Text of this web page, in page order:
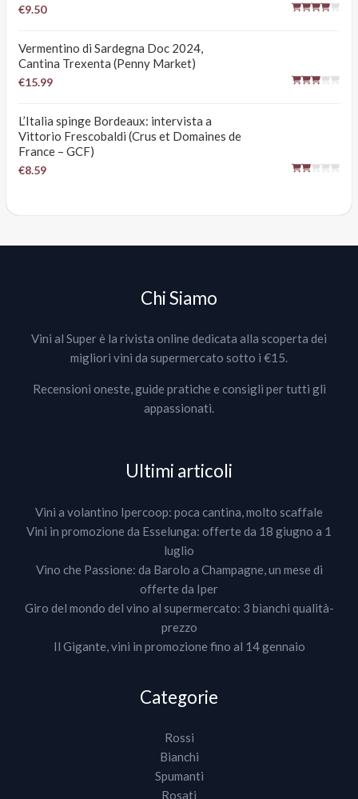
€9.50
Vermentino di Sardegna Doc 2024,
Cantina Trexenta (Penny Market)
€15.99
L’Italia spinge Bordeaux: intervista a
Vittorio Frescobaldi (Crus et Domaines de
France – GCF)
€8.59
Chi Siamo
Vini al Super è la rivista online dedicata alla scoperta dei
migliori vini da supermercato sotto i €15.
Recensioni oneste, guide pratiche e consigli per tutti gli
appassionati.
Ultimi articoli
Vini a volantino Ipercoop: poca cantina, molto scaffale
Vini in promozione da Esselunga: offerte da 18 giugno a 1
luglio
Vino che Passione: da Barolo a Champagne, un mese di
offerte da Iper
Giro del mondo del vino al supermercato: 3 bianchi qualità-
prezzo
Il Gigante, vini in promozione fino al 14 gennaio
Categorie
Rossi
Bianchi
Spumanti
Rosati